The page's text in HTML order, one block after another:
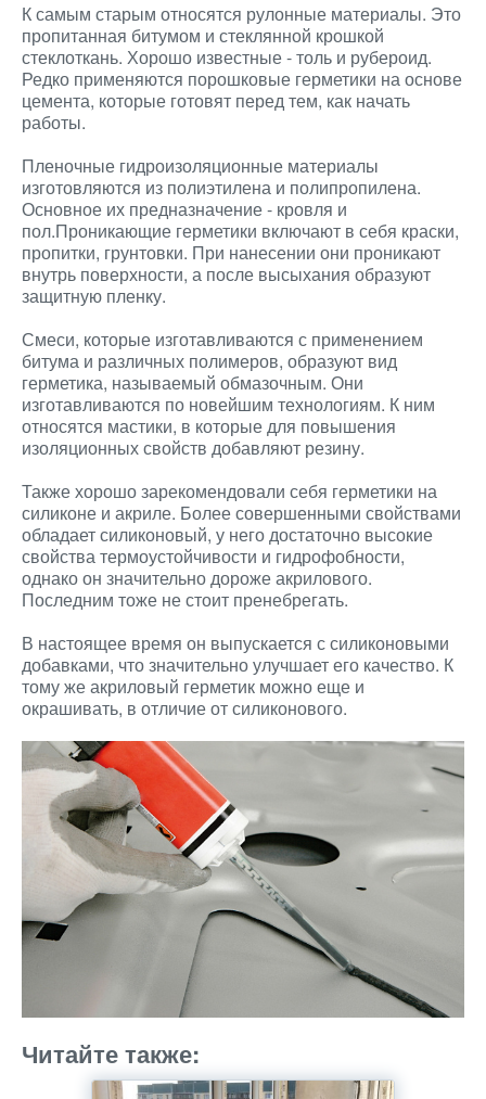
К самым старым относятся рулонные материалы. Это
пропитанная битумом и стеклянной крошкой
стеклоткань. Хорошо известные - толь и рубероид.
Редко применяются порошковые герметики на основе
цемента, которые готовят перед тем, как начать
работы.
Пленочные гидроизоляционные материалы
изготовляются из полиэтилена и полипропилена.
Основное их предназначение - кровля и
пол.Проникающие герметики включают в себя краски,
пропитки, грунтовки. При нанесении они проникают
внутрь поверхности, а после высыхания образуют
защитную пленку.
Смеси, которые изготавливаются с применением
битума и различных полимеров, образуют вид
герметика, называемый обмазочным. Они
изготавливаются по новейшим технологиям. К ним
относятся мастики, в которые для повышения
изоляционных свойств добавляют резину.
Также хорошо зарекомендовали себя герметики на
силиконе и акриле. Более совершенными свойствами
обладает силиконовый, у него достаточно высокие
свойства термоустойчивости и гидрофобности,
однако он значительно дороже акрилового.
Последним тоже не стоит пренебрегать.
В настоящее время он выпускается с силиконовыми
добавками, что значительно улучшает его качество. К
тому же акриловый герметик можно еще и
окрашивать, в отличие от силиконового.
Читайте также: